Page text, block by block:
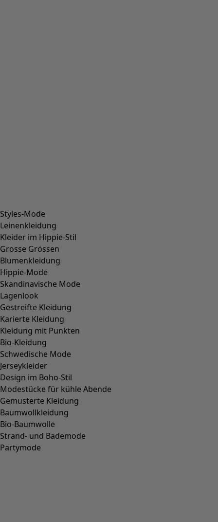
Styles-Mode
Leinenkleidung
Kleider im Hippie-Stil
Grosse Grössen
Blumenkleidung
Hippie-Mode
Skandinavische Mode
Lagenlook
Gestreifte Kleidung
Karierte Kleidung
Kleidung mit Punkten
Bio-Kleidung
Schwedische Mode
Jerseykleider
Design im Boho-Stil
Modestücke für kühle Abende
Gemusterte Kleidung
Baumwollkleidung
Bio-Baumwolle
Strand- und Bademode
Partymode